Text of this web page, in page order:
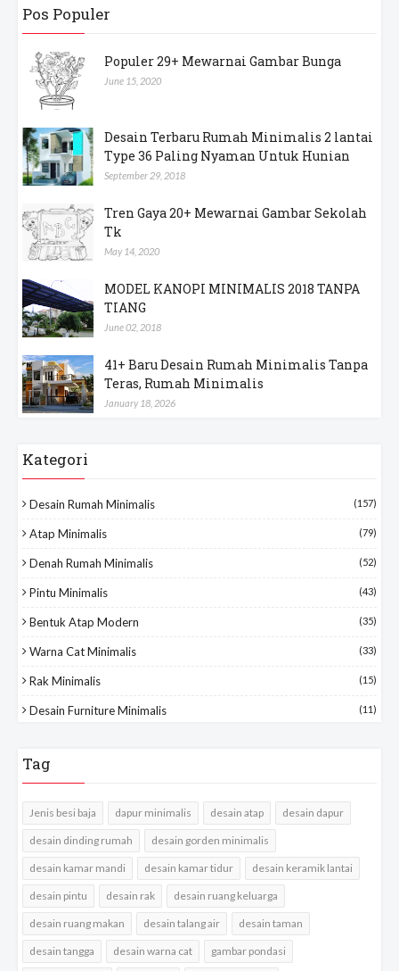
Pos Populer
Populer 29+ Mewarnai Gambar Bunga
June 15, 2020
Desain Terbaru Rumah Minimalis 2 lantai
Type 36 Paling Nyaman Untuk Hunian
September 29, 2018
Tren Gaya 20+ Mewarnai Gambar Sekolah
Tk
May 14, 2020
MODEL KANOPI MINIMALIS 2018 TANPA
TIANG
June 02, 2018
41+ Baru Desain Rumah Minimalis Tanpa
Teras, Rumah Minimalis
January 18, 2026
Kategori
Desain Rumah Minimalis (157)
Atap Minimalis (79)
Denah Rumah Minimalis (52)
Pintu Minimalis (43)
Bentuk Atap Modern (35)
Warna Cat Minimalis (33)
Rak Minimalis (15)
Desain Furniture Minimalis (11)
Tag
Jenis besi baja dapur minimalis desain atap desain dapur
desain dinding rumah desain gorden minimalis
desain kamar mandi desain kamar tidur desain keramik lantai
desain pintu desain rak desain ruang keluarga
desain ruang makan desain talang air desain taman
desain tangga desain warna cat gambar pondasi